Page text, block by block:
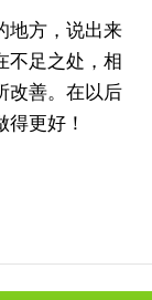
地方，说出来
不足之处，相
改善。在以后
更好！